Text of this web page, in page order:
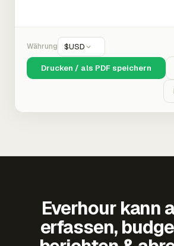
Währung $USD
Drucken / als PDF speichern
Everhour kann
erfassen,